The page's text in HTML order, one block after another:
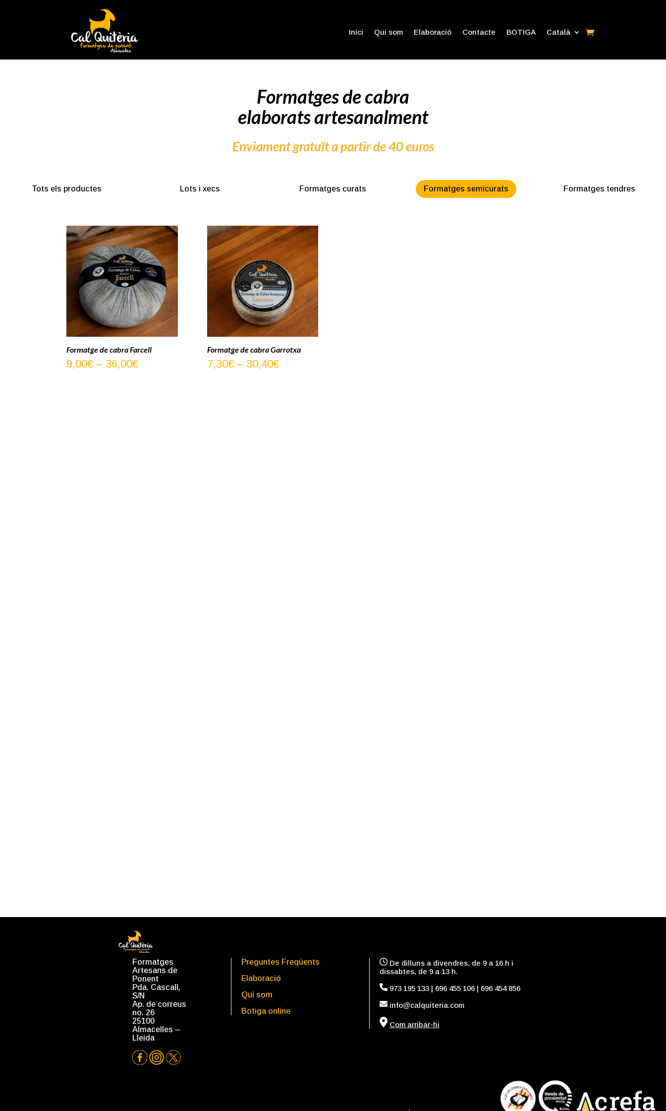
Inici Qui som Elaboració Contacte BOTIGA Català
Formatges de cabra
elaborats artesanalment
Enviament gratuït a partir de 40 euros
Tots els productes Lots i xecs Formatges curats Formatges semicurats Formatges tendres
Formatge de cabra Farcell
9,00€ – 36,00€Interval
Formatge de cabra Garrotxa
7,30€ – 30,40€Interval
Formatges
Artesans de
Ponent
Pda. Cascall,
S/N
Ap. de correus
no. 26
25100
Almacelles –
Lleida
Preguntes Freqüents
Elaboració
Qui som
Botiga online
De dilluns a divendres, de 9 a 16 h i
dissabtes, de 9 a 13 h.
973 195 133| 696 455 106| 696 454 856
info@calquiteria.com
Com arribar-hi